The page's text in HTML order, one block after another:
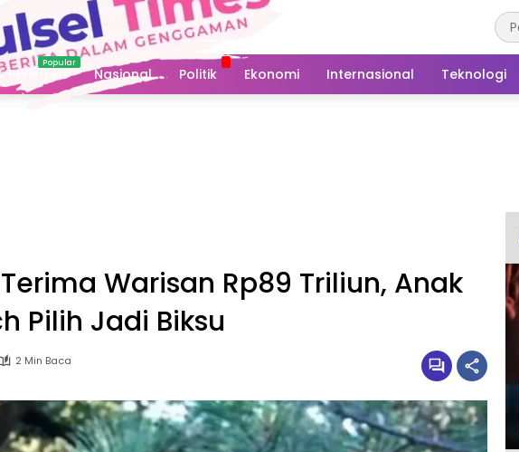
Peristiwa Nasional Politik Ekonomi Internasional Teknologi
Warisan Rp89 Triliun, Anak
Pilih Jadi Biksu
2 Min Baca